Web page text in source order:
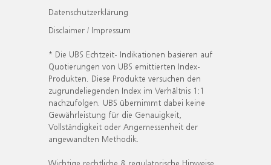
Datenschutzerklärung
Disclaimer / Impressum
* Die UBS Echtzeit- Indikationen basieren auf
Quotierungen von UBS emittierten Index-
Produkten. Diese Produkte versuchen den
zugrundeliegenden Index im Verhältnis 1:1
nachzufolgen. UBS übernimmt dabei keine
Gewährleistung für die Genauigkeit,
Vollständigkeit oder Angemessenheit der
angewandten Methodik.